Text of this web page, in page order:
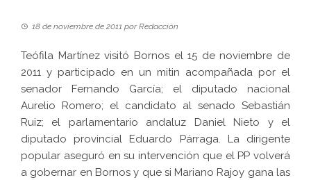
18 de noviembre de 2011 porRedacción
Teófila Martínez visitó Bornos el 15 de noviembre de
2011 y participado en un mitin acompañada por el
senador Fernando García; el diputado nacional
Aurelio Romero; el candidato al senado Sebastián
Ruiz; el parlamentario andaluz Daniel Nieto y el
diputado provincial Eduardo Párraga. La dirigente
popular aseguró en su intervención que el PP volverá
a gobernar en Bornos y que si Mariano Rajoy gana las